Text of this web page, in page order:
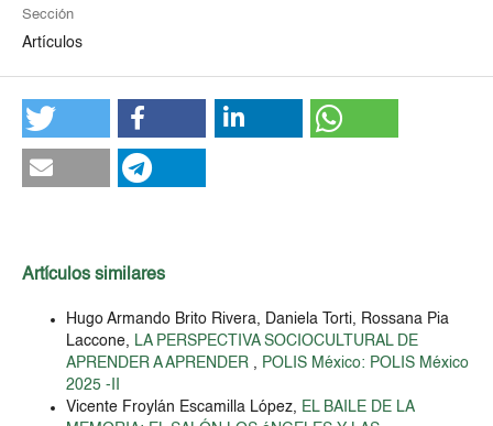
Sección
Artículos
Artículos similares
Hugo Armando Brito Rivera, Daniela Torti, Rossana Pia
Laccone, LA PERSPECTIVA SOCIOCULTURAL DE
APRENDER A APRENDER , POLIS México: POLIS México
2025 -II
Vicente Froylán Escamilla López, EL BAILE DE LA